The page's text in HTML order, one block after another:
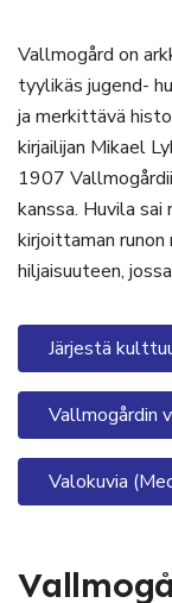
Vallmogård on
tyylikäs jugend-
ja merkittävä
kirjailijan Mikael
1907
kanssa. Huvila sai
kirjoittaman runon
hiljaisuuteen,
Järjestä
Vallmogårdin
Valokuvia